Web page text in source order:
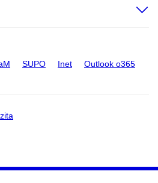
SUPO Inet Outlook o365